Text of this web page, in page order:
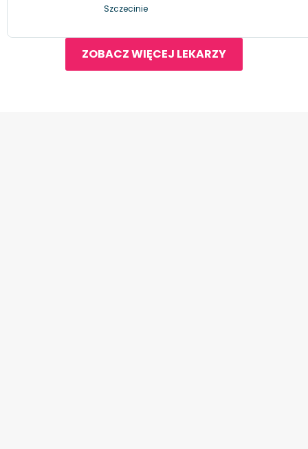
Szczecinie
ZOBACZ WIĘCEJ LEKARZY